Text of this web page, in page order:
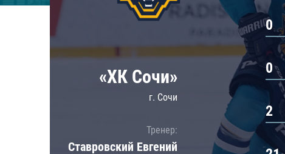
Локомотив
ЦСКА
Шанхайские Драконы
«ХК Сочи»
г. Сочи
Тренер:
Ставровский Евгений
0
0
2